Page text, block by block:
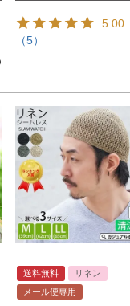
5.00
（5）
送料無料
リネン
メール便専用